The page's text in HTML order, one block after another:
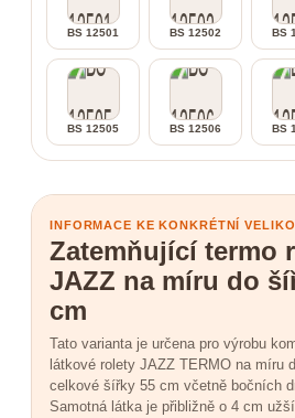
BS 12501 BS 12502 BS
BS 12505 BS 12506 BS
INFORMACE KE KONKRÉTNÍ
Zatemňující termo
JAZZ na míru do
cm
Tato varianta je určena pro výrobu
látkové rolety JAZZ TERMO na míru
celkové šířky 55 cm včetně bočních
Samotná látka je přibližně o 4 cm